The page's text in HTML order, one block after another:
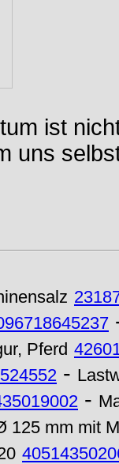
ist
uns
Pferd
-
-
125 mm mit